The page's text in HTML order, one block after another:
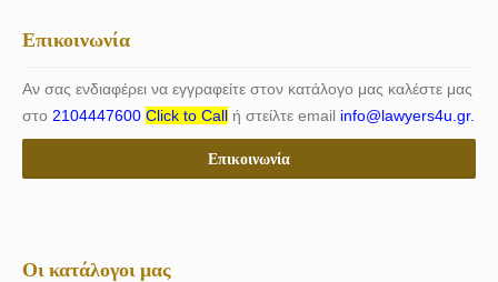
Επικοινωνία
Αν σας ενδιαφέρει να εγγραφείτε στον κατάλογο μας καλέστε μας
στο 2104447600 Click to Call ή στείλτε email info@lawyers4u.gr.
Επικοινωνία
Οι κατάλογοι μας